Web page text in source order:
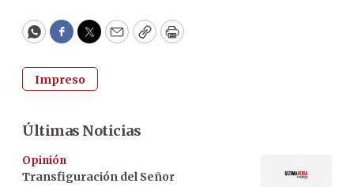
WhatsApp
Facebook
Twitter
EmailCopyPrint
Impreso
Últimas Noticias
Opinión
Transfiguración del Señor